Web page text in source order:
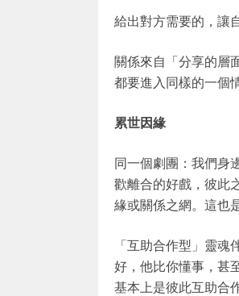
給出對方需要的，讓
關係來自「分享的層
都要進入同樣的一個
累世因緣
同一個劇團：我們身
歡離合的好戲，彼此
緣或關係之網。這也
「互助合作型」靈
好，他比你懂事，甚
基本上是彼此互助合